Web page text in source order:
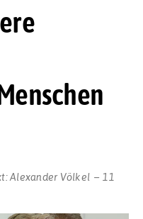
Alexander Völkel
11